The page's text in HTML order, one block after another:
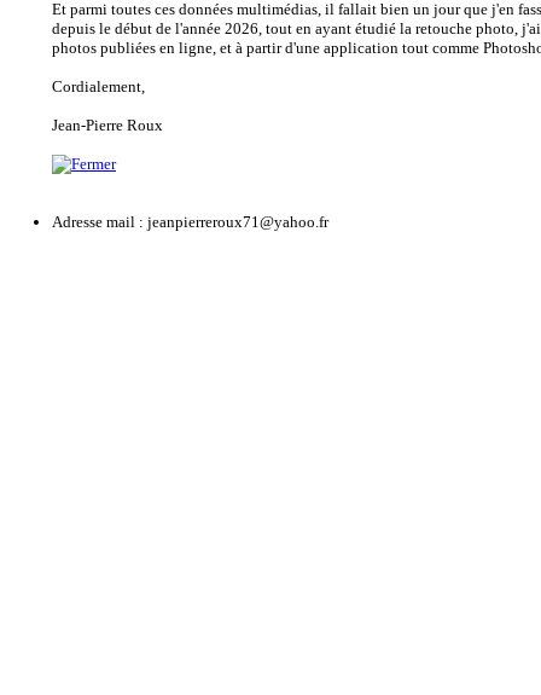
Et parmi toutes ces données multimédias, il fallait bien un jour que j'en
depuis le début de l'année 2026, tout en ayant étudié la retouche photo,
photos publiées en ligne, et à partir d'une application tout comme
Cordialement,
Jean-Pierre Roux
Adresse mail : jeanpierreroux71@yahoo.fr